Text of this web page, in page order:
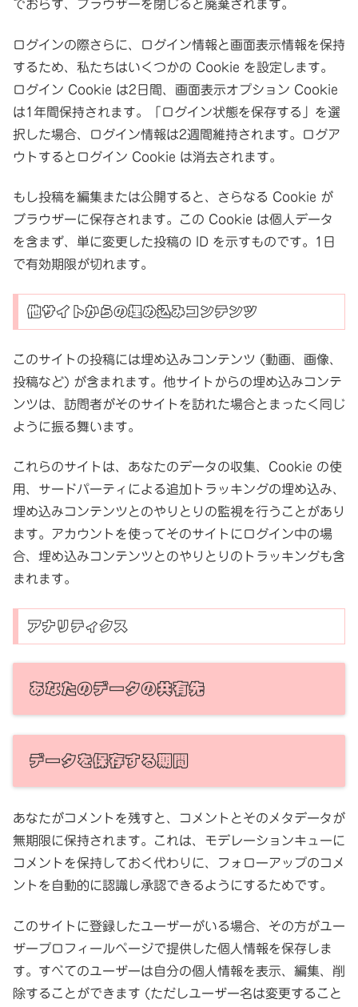
でおらず、ブラウザーを閉じると廃棄されます。
ログインの際さらに、ログイン情報と画面表示情報を保持
するため、私たちはいくつかの Cookie を設定します。
ログイン Cookie は2日間、画面表示オプション Cookie
は1年間保持されます。「ログイン状態を保存する」を選
択した場合、ログイン情報は2週間維持されます。ログア
ウトするとログイン Cookie は消去されます。
もし投稿を編集または公開すると、さらなる Cookie が
ブラウザーに保存されます。この Cookie は個人データ
を含まず、単に変更した投稿の ID を示すものです。1日
で有効期限が切れます。
他サイトからの埋め込みコンテンツ
このサイトの投稿には埋め込みコンテンツ (動画、画像、
投稿など) が含まれます。他サイトからの埋め込みコンテ
ンツは、訪問者がそのサイトを訪れた場合とまったく同じ
ように振る舞います。
これらのサイトは、あなたのデータの収集、Cookie の使
用、サードパーティによる追加トラッキングの埋め込み、
埋め込みコンテンツとのやりとりの監視を行うことがあり
ます。アカウントを使ってそのサイトにログイン中の場
合、埋め込みコンテンツとのやりとりのトラッキングも含
まれます。
アナリティクス
あなたのデータの共有先
データを保存する期間
あなたがコメントを残すと、コメントとそのメタデータが
無期限に保持されます。これは、モデレーションキューに
コメントを保持しておく代わりに、フォローアップのコメ
ントを自動的に認識し承認できるようにするためです。
このサイトに登録したユーザーがいる場合、その方がユー
ザープロフィールページで提供した個人情報を保存しま
す。すべてのユーザーは自分の個人情報を表示、編集、削
除することができます (ただしユーザー名は変更すること